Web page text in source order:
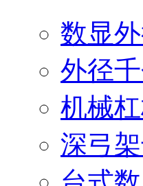
数显
外径
机械
深弓